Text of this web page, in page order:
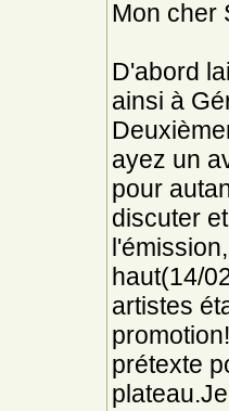
Mon cher
D'abord
ainsi à
ayez un
pour
discuter
haut(14/
artistes
prétexte